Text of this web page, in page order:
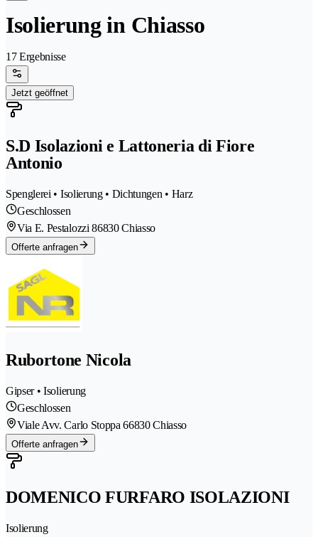
Isolierung in Chiasso
17 Ergebnisse
Jetzt geöffnet
S.D Isolazioni e Lattoneria di Fiore
Antonio
Spenglerei • Isolierung • Dichtungen • Harz
Geschlossen
Via E. Pestalozzi 86830 Chiasso
Offerte anfragen
Rubortone Nicola
Gipser • Isolierung
Geschlossen
Viale Avv. Carlo Stoppa 66830 Chiasso
Offerte anfragen
DOMENICO FURFARO ISOLAZIONI
Isolierung